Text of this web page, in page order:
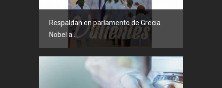
Respaldan en parlamento de Grecia
Nobel a...